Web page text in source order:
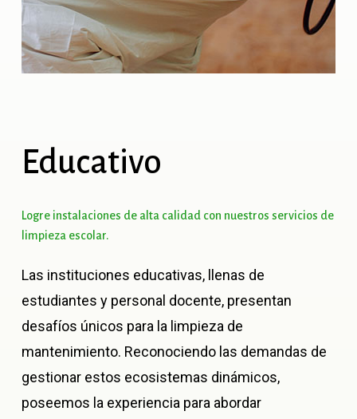
Educativo
Logre instalaciones de alta calidad con nuestros servicios de
limpieza escolar.
Las instituciones educativas, llenas de
estudiantes y personal docente, presentan
desafíos únicos para la limpieza de
mantenimiento. Reconociendo las demandas de
gestionar estos ecosistemas dinámicos,
poseemos la experiencia para abordar